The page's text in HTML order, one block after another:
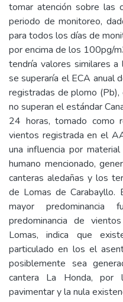
tomar atención sobre las
periodo de monitoreo,
para todos los días de
por encima de los 100pg/
tendría valores similares
se superaría el ECA anual
registradas de plomo
no superan el estándar
24 horas, tomado como
vientos registrada en el
una influencia por
humano mencionado,
canteras aledañas y los
de Lomas de Carabayllo.
mayor predominancia
predominancia de
Lomas, indica que
particulado en los el
posiblemente sea
cantera La Honda, por
pavimentar y la nula